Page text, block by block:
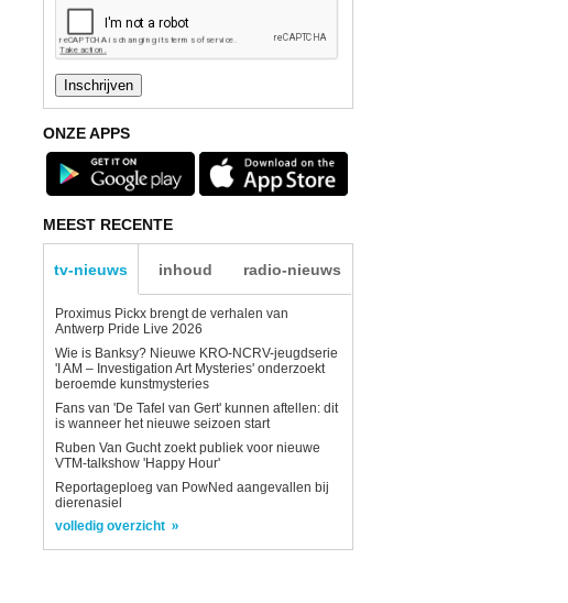
ONZE APPS
MEEST RECENTE
tv-nieuws inhoud radio-nieuws
Proximus Pickx brengt de verhalen van
Antwerp Pride Live 2026
Wie is Banksy? Nieuwe KRO-NCRV-jeugdserie
'I AM – Investigation Art Mysteries' onderzoekt
beroemde kunstmysteries
Fans van 'De Tafel van Gert' kunnen aftellen: dit
is wanneer het nieuwe seizoen start
Ruben Van Gucht zoekt publiek voor nieuwe
VTM-talkshow 'Happy Hour'
Reportageploeg van PowNed aangevallen bij
dierenasiel
volledig overzicht